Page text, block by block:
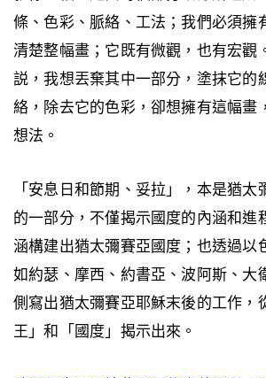
條、色彩、脈絡、工法；我們必須擁
清楚整幅畫；它既有微觀，也有宏觀
説，我想丟棄其中一部分，塗抹它的
絡，除去它的色彩，卻想擁有這幅畫
想法。
「安息日和節期、妥拉」，本是猶
的一部分，不僅揭示國度的內涵和進
涵構建出猶太彌賽亞國度；也透過以
如約瑟、摩西、約書亞、波阿斯、大
側寫出猶太彌賽亞耶穌末後的工作，
王」和「國度」揭示出來。